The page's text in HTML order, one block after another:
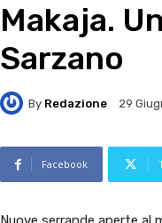
Makaja.
Sarzano
By Redazione 29
Facebook